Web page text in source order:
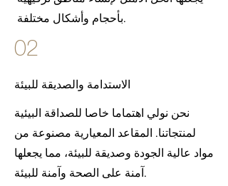
بأحجام وأشكال مختلفة.
02
الاستدامة والصديقة للبيئة
نحن نولي اهتماما خاصا للصداقة البيئية
لمنتجاتنا. المقاعد المعيارية مصنوعة من
مواد عالية الجودة وصديقة للبيئة، مما يجعلها
آمنة على الصحة وآمنة للبيئة.